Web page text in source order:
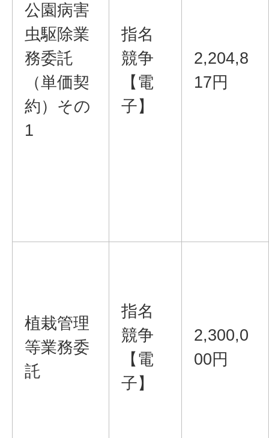
公園病害
虫駆除業
務委託
（単価契
約）その
1
指名
競争
【電
子】
2,204,8
17円
植栽管理
等業務委
託
指名
競争
【電
子】
2,300,0
00円